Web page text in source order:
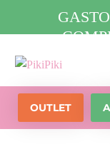
OUTLET